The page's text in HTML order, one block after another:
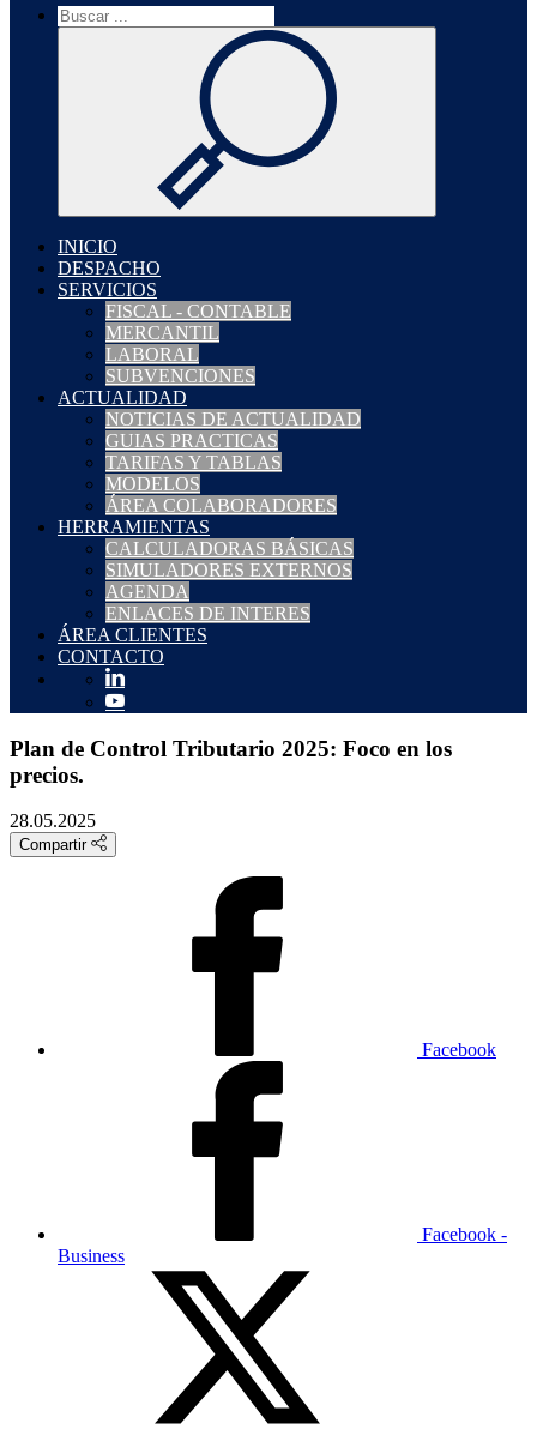
INICIO
DESPACHO
SERVICIOS
FISCAL - CONTABLE
MERCANTIL
LABORAL
SUBVENCIONES
ACTUALIDAD
NOTICIAS DE ACTUALIDAD
GUIAS PRACTICAS
TARIFAS Y TABLAS
MODELOS
ÁREA COLABORADORES
HERRAMIENTAS
CALCULADORAS BÁSICAS
SIMULADORES EXTERNOS
AGENDA
ENLACES DE INTERES
ÁREA CLIENTES
CONTACTO
Plan de Control Tributario 2025: Foco en los
precios.
28.05.2025
Compartir
Facebook
Facebook -
Business